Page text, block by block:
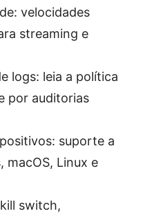
velocidades
streaming e
logs: leia a política
por auditorias
suporte a
macOS, Linux e
switch,